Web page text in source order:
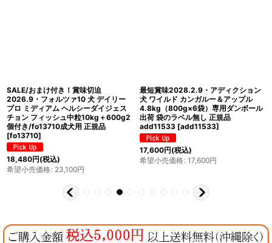
最短賞味2027.10.14・フィッシュ4ド
ッグ スーペリア アダルト 小粒 6kg大
袋ドッグフードFISH4DOGS正規品
f426625 [ f426625]
16,500円(税込)
希望小売価格
1.5kg×4個対応・最短賞味
2027.5.21・トライバル フレッシュサ
ーモン （スリムキブル）5kg 成犬用
ドライ ドッグフードTRIBAL正規品
tr12998 [tr12998]
16,500円(税込)
希望小売価格: 16,500円